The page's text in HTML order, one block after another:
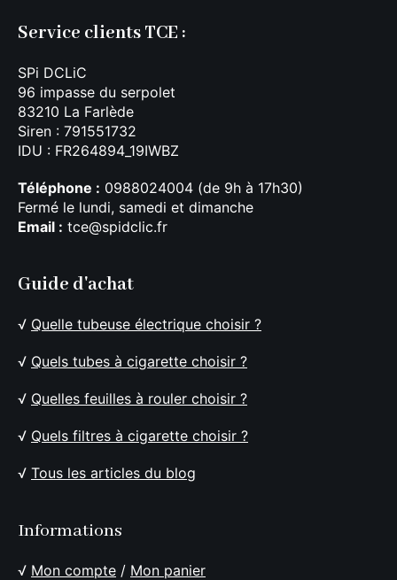
Service clients TCE :
SPi DCLiC
96 impasse du serpolet
83210 La Farlède
Siren : 791551732
IDU : FR264894_19IWBZ
Téléphone : 0988024004 (de 9h à 17h30)
Fermé le lundi, samedi et dimanche
Email : tce@spidclic.fr
Guide d'achat
√ Quelle tubeuse électrique choisir ?
√ Quels tubes à cigarette choisir ?
√ Quelles feuilles à rouler choisir ?
√ Quels filtres à cigarette choisir ?
√ Tous les articles du blog
Informations
√ Mon compte / Mon panier